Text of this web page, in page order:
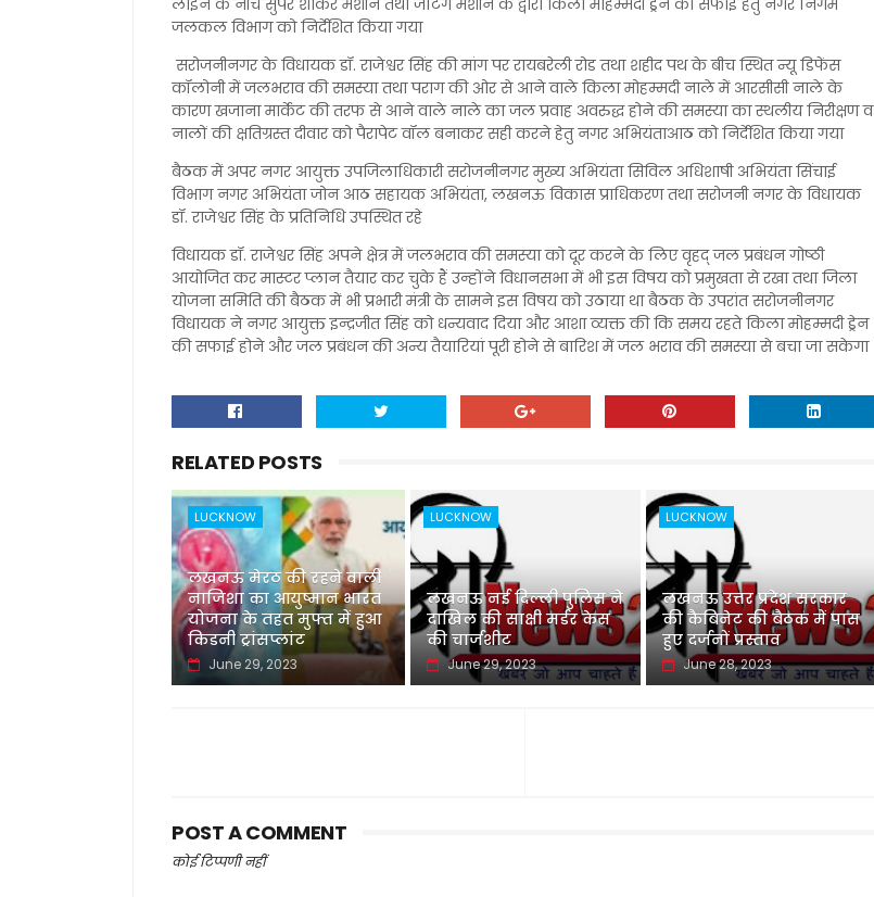
लाइन के नीचे सुपर शाकर मशीन तथा जेटिंग मशीन के द्वारा किला मोहम्मदी ड्रेन की सफाई हेतु नगर निगम
जलकल विभाग को निर्देशित किया गया
सरोजनीनगर के विधायक डॉ. राजेश्वर सिंह की मांग पर रायबरेली रोड तथा शहीद पथ के बीच स्थित न्यू डिफेंस
कॉलोनी में जलभराव की समस्या तथा पराग की ओर से आने वाले किला मोहम्मदी नाले में आरसीसी नाले के
कारण खजाना मार्केट की तरफ से आने वाले नाले का जल प्रवाह अवरुद्ध होने की समस्या का स्थलीय निरीक्षण व
नालों की क्षतिग्रस्त दीवार को पैरापेट वॉल बनाकर सही करने हेतु नगर अभियंताआठ को निर्देशित किया गया
बैठक में अपर नगर आयुक्त उपजिलाधिकारी सरोजनीनगर मुख्य अभियंता सिविल अधिशाषी अभियंता सिंचाई
विभाग नगर अभियंता जोन आठ सहायक अभियंता, लखनऊ विकास प्राधिकरण तथा सरोजनी नगर के विधायक
डॉ. राजेश्वर सिंह के प्रतिनिधि उपस्थित रहे
विधायक डॉ. राजेश्वर सिंह अपने क्षेत्र में जलभराव की समस्या को दूर करने के लिए वृहद् जल प्रबंधन गोष्ठी
आयोजित कर मास्टर प्लान तैयार कर चुके हैं उन्होंने विधानसभा में भी इस विषय को प्रमुखता से रखा तथा जिला
योजना समिति की बैठक में भी प्रभारी मंत्री के सामने इस विषय को उठाया था बैठक के उपरांत सरोजनीनगर
विधायक ने नगर आयुक्त इन्द्रजीत सिंह को धन्यवाद दिया और आशा व्यक्त की कि समय रहते किला मोहम्मदी ड्रेन
की सफाई होने और जल प्रबंधन की अन्य तैयारियां पूरी होने से बारिश में जल भराव की समस्या से बचा जा सकेगा
RELATED POSTS
LUCKNOW
लखनऊ मेरठ की रहने वाली
नाजिशा का आयुष्मान भारत
योजना के तहत मुफ्त में हुआ
किडनी ट्रांसप्लांट
June 29, 2023
LUCKNOW
लखनऊ नई दिल्ली पुलिस ने
दाखिल की साक्षी मर्डर केस
की चार्जशीट
June 29, 2023
LUCKNOW
लखनऊ उत्तर प्रदेश सरकार
की कैबिनेट की बैठक में पास
हुए दर्जनों प्रस्ताव
June 28, 2023
POST A COMMENT
कोई टिप्पणी नहीं